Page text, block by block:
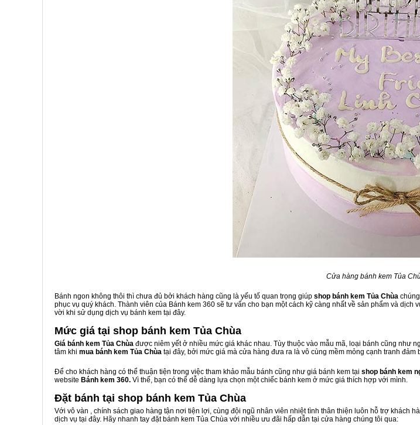
Cửa hàng bánh kem Tủa
Bánh ngon không thôi thì chưa đủ bởi khách hàng cũng là yếu tố quan trọng giúp shop bánh kem Tủa Chùa
phục vụ quý khách. Thành viên của Bánh kem 360 sẽ tư vấn cho bạn một cách kỹ càng nhất về sản phẩm và
vời khi sử dụng dịch vụ bánh kem tại đây.
Mức giá tại shop bánh kem Tủa Chùa
Giá bánh kem Tủa Chùa được niêm yết ở nhiều mức giá khác nhau. Tùy thuộc vào mẫu mã, loại bánh cũng như
tâm khi mua bánh kem Tủa Chùa tại đây, bởi mức giá mà cửa hàng đưa ra là vô cùng mềm mỏng cạnh tranh
Để cho khách hàng có thể thuận tiện trong việc tham khảo mẫu bánh cũng như giá bánh kem tại shop bánh kem
website Bánh kem 360. Vì thế, bạn có thể dễ dàng lựa chọn một chiếc bánh kem ở mức giá thích hợp với mình.
Đặt bánh tại shop bánh kem Tủa Chùa
Với vô vàn , chính sách giao hàng tận nơi tiện lợi, cùng đội ngũ nhân viên nhiệt tình thân thiện luôn hỗ trợ khách
dịch vụ tại đây. Hãy nhanh tay đặt bánh kem Tủa Chùa với nhiều ưu đãi hấp dẫn tại cửa hàng chúng tôi qua: